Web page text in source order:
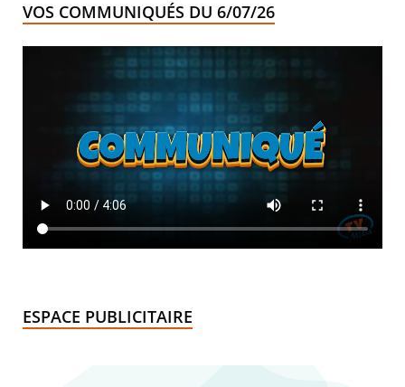
VOS COMMUNIQUÉS DU 6/07/26
ESPACE PUBLICITAIRE